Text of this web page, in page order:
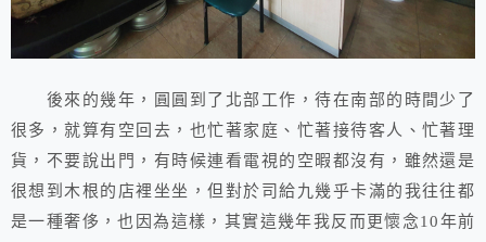
後來的幾年，圓圓到了北部工作，待在南部的時間少了
很多，就算有空回去，也忙著家庭、忙著接待客人、忙著理
貨，不要說出門，有時候連看電視的空暇都沒有，雖然還是
很想到木根的店裡坐坐，但對於司給九幾乎卡滿的我往往都
是一種奢侈，也因為這樣，其實這幾年我反而更懷念10年前